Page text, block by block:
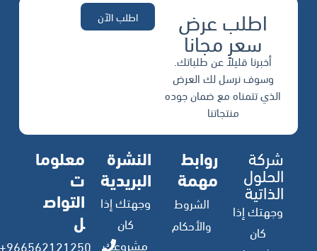
اطلب عرض
سعر مجانا
أخبرنا قليلاً عن طلباتك.
وسوف نرسل لك العرض
الذي تتمناه مع ضمان جوده
منتجاتنا
اطلب الآن
شركة
الحلول
الذاتية
وجهتك إذا
كان
روابط
مهمة
الشروط
والأحكام
النشرة
البريدية
وجهتك إذا
كان
مشروعك
معلوما
ت
التواص
ل
966562121250+